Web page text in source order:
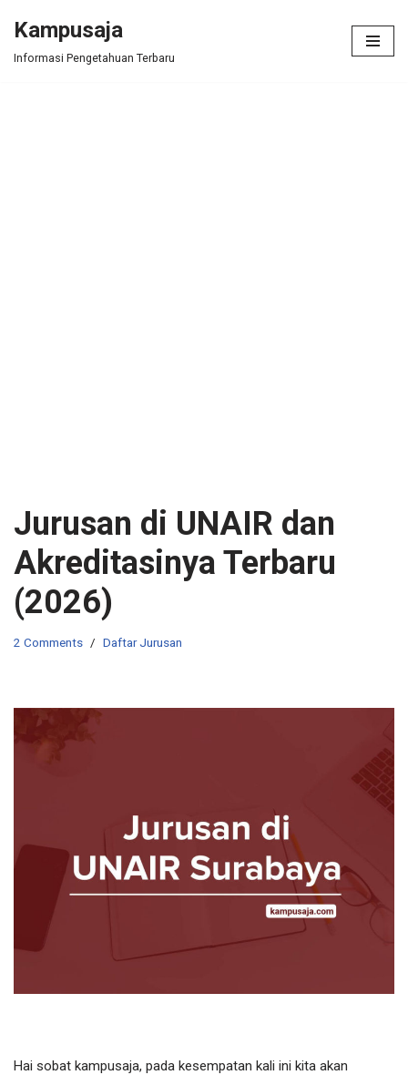
Skip
Kampusaja
Informasi Pengetahuan Terbaru
Jurusan di UNAIR dan
Akreditasinya Terbaru
(2026)
2 Comments Daftar Jurusan
Hai sobat kampusaja, pada kesempatan kali ini kita akan